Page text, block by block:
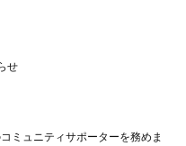
せ
ミュニティサポーターを務めま